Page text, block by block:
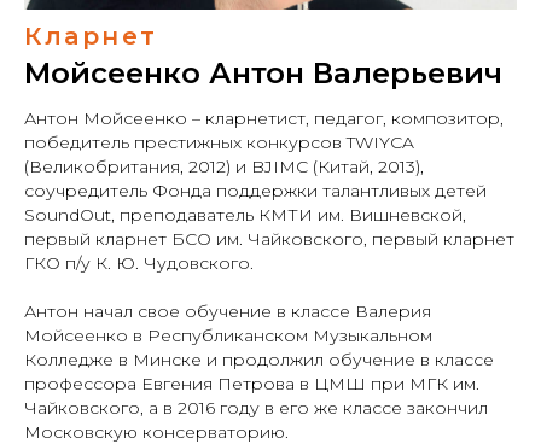
Кларнет
Мойсеенко Антон Валерьевич
Антон Мойсеенко – кларнетист, педагог, композитор,
победитель престижных конкурсов TWIYCA
(Великобритания, 2012) и BJIMC (Китай, 2013),
соучредитель Фонда поддержки талантливых детей
SoundOut, преподаватель КМТИ им. Вишневской,
первый кларнет БСО им. Чайковского, первый кларнет
ГКО п/у К. Ю. Чудовского.
Антон начал свое обучение в классе Валерия
Мойсеенко в Республиканском Музыкальном
Колледже в Минске и продолжил обучение в классе
профессора Евгения Петрова в ЦМШ при МГК им.
Чайковского, а в 2016 году в его же классе закончил
Московскую консерваторию.